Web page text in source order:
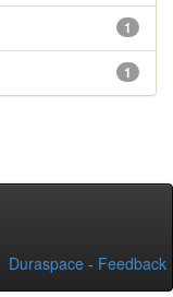
1
1
Duraspace - Feedback